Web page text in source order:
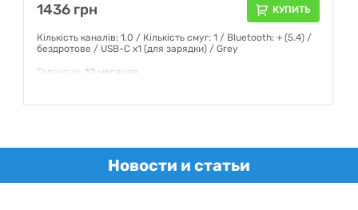
1436 грн КУПИТЬ
Кількість каналів: 1.0 / Кількість смуг: 1 / Bluetooth: + (5.4) /
бездротове / USB-C x1 (для зарядки) / Grey
Гарантия: 12 месяцев
Новости и статьи